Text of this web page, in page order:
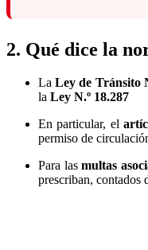
2. Qué dice la
LaLey de Tránsito
la Ley N.º 18.287
En particular, el
permiso de
Para lasmultas
prescriban, contados